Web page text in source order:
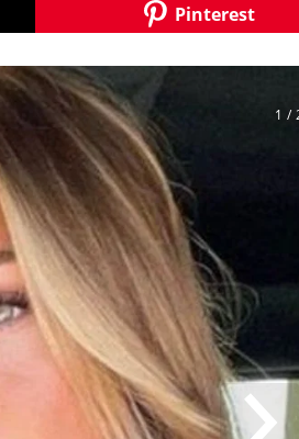
Pinterest
1 /